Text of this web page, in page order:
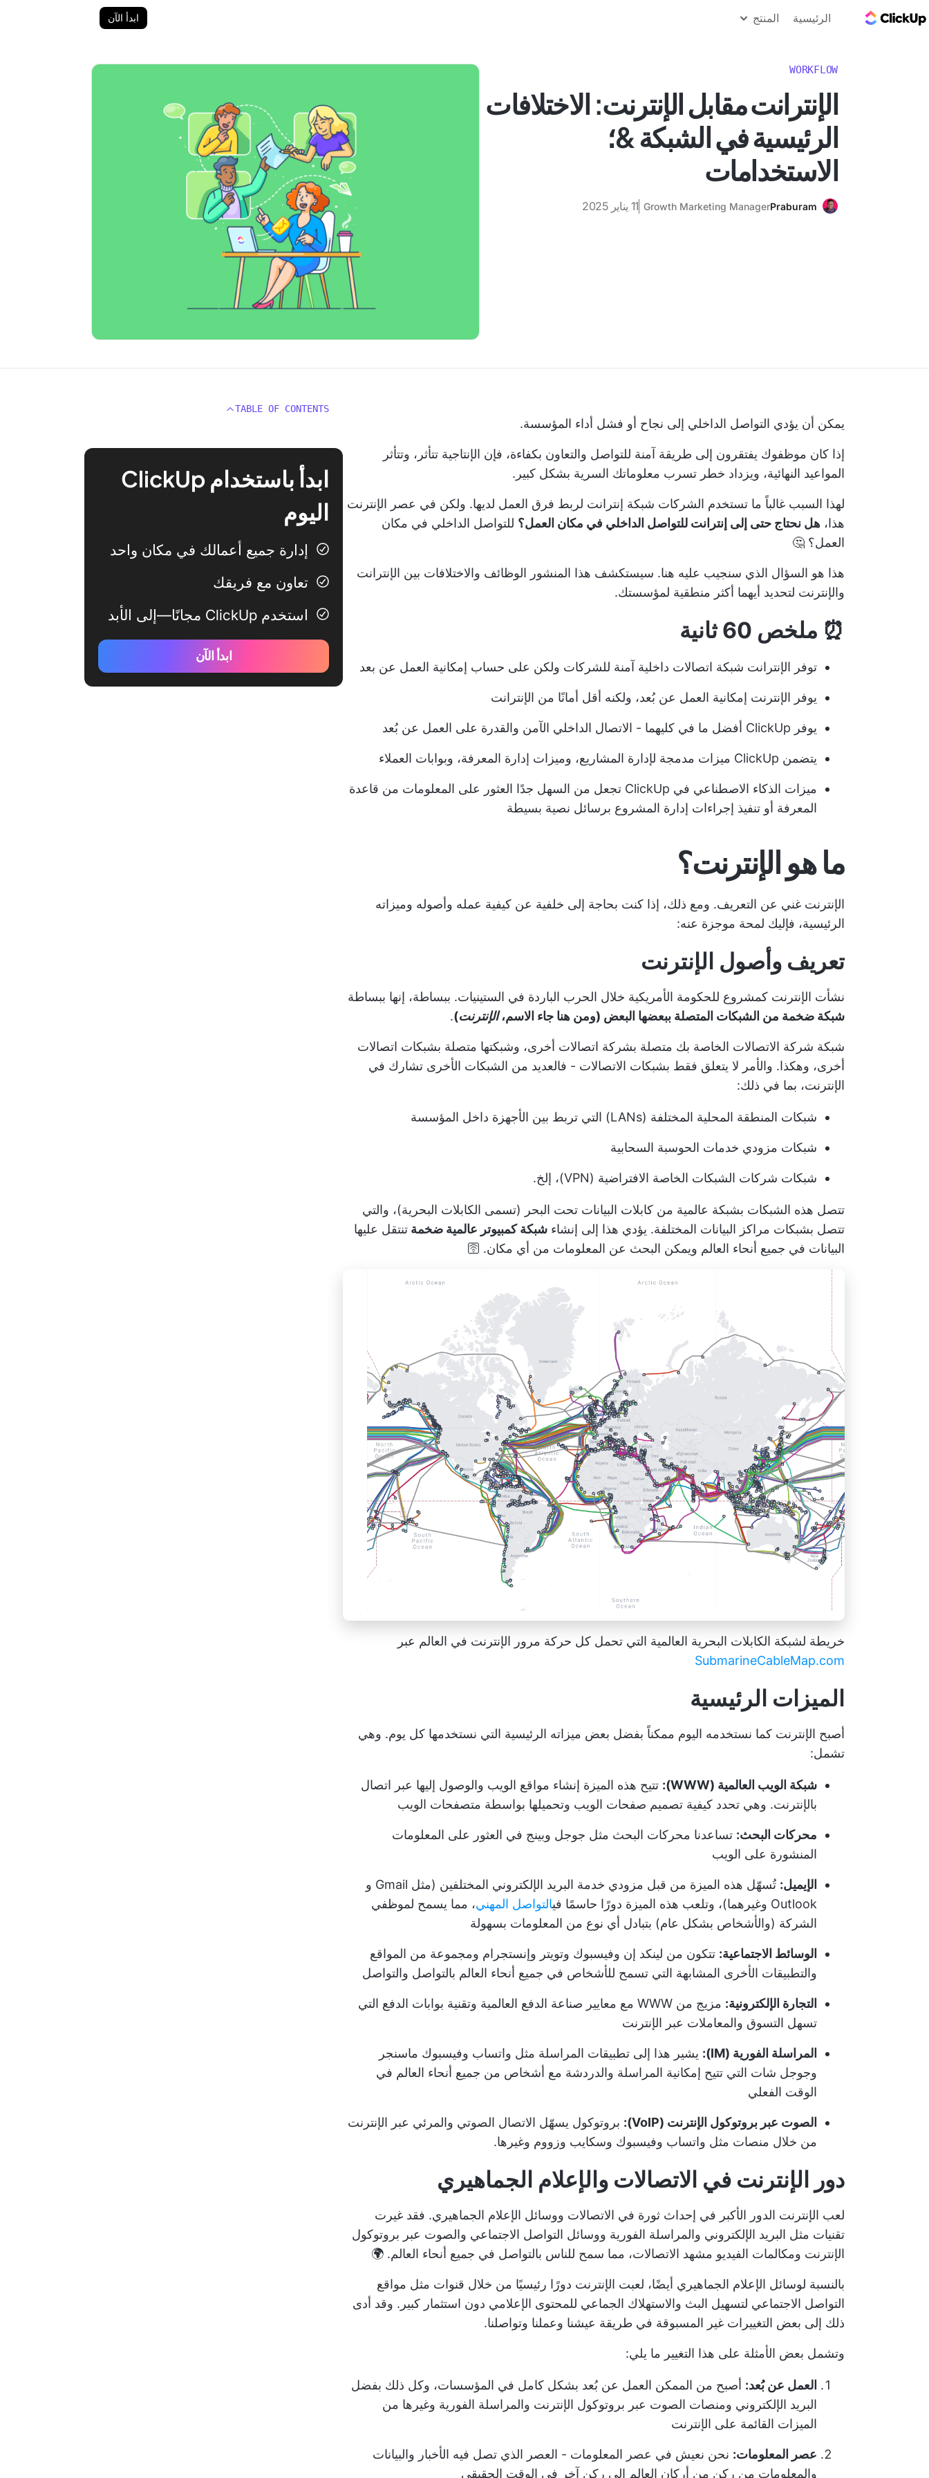
الرئيسية المنتج ابدأ الآن
WORKFLOW
الإنترانت مقابل الإنترنت: الاختلافات
الرئيسية في الشبكة &؛
الاستخدامات
Praburam
Growth Marketing Manager 11 يناير 2025
يمكن أن يؤدي التواصل الداخلي إلى نجاح أو فشل أداء المؤسسة.
إذا كان موظفوك يفتقرون إلى طريقة آمنة للتواصل والتعاون بكفاءة، فإن الإنتاجية تتأثر، وتتأثر
المواعيد النهائية، ويزداد خطر تسرب معلوماتك السرية بشكل كبير.
لهذا السبب غالباً ما تستخدم الشركات شبكة إنترانت لربط فرق العمل لديها. ولكن في عصر الإنترنت
هذا، هل نحتاج حتى إلى إنترانت للتواصل الداخلي في مكان العمل؟ للتواصل الداخلي في مكان
العمل؟ 🤔
هذا هو السؤال الذي سنجيب عليه هنا. سيستكشف هذا المنشور الوظائف والاختلافات بين الإنترانت
والإنترنت لتحديد أيهما أكثر منطقية لمؤسستك.
⏰ ملخص 60 ثانية
توفر الإنترانت شبكة اتصالات داخلية آمنة للشركات ولكن على حساب إمكانية العمل عن بعد
يوفر الإنترنت إمكانية العمل عن بُعد، ولكنه أقل أمانًا من الإنترانت
يوفر ClickUp أفضل ما في كليهما - الاتصال الداخلي الآمن والقدرة على العمل عن بُعد
يتضمن ClickUp ميزات مدمجة لإدارة المشاريع، وميزات إدارة المعرفة، وبوابات العملاء
ميزات الذكاء الاصطناعي في ClickUp تجعل من السهل جدًا العثور على المعلومات من قاعدة
المعرفة أو تنفيذ إجراءات إدارة المشروع برسائل نصية بسيطة
ما هو الإنترنت؟
الإنترنت غني عن التعريف. ومع ذلك، إذا كنت بحاجة إلى خلفية عن كيفية عمله وأصوله وميزاته
الرئيسية، فإليك لمحة موجزة عنه:
تعريف وأصول الإنترنت
نشأت الإنترنت كمشروع للحكومة الأمريكية خلال الحرب الباردة في الستينيات. ببساطة، إنها ببساطة
شبكة ضخمة من الشبكات المتصلة ببعضها البعض (ومن هنا جاء الاسم،الإنترنت)
.
شبكة شركة الاتصالات الخاصة بك متصلة بشركة اتصالات أخرى، وشبكتها متصلة بشبكات اتصالات
أخرى، وهكذا. والأمر لا يتعلق فقط بشبكات الاتصالات - فالعديد من الشبكات الأخرى تشارك في
الإنترنت، بما في ذلك:
شبكات المنطقة المحلية المختلفة (LANs) التي تربط بين الأجهزة داخل المؤسسة
شبكات مزودي خدمات الحوسبة السحابية
شبكات شركات الشبكات الخاصة الافتراضية (VPN)، إلخ.
تتصل هذه الشبكات بشبكة عالمية من كابلات البيانات تحت البحر (تسمى الكابلات البحرية)، والتي
تتصل بشبكات مراكز البيانات المختلفة. يؤدي هذا إلى إنشاء شبكة كمبيوتر عالمية ضخمة تنتقل عليها
البيانات في جميع أنحاء العالم ويمكن البحث عن المعلومات من أي مكان. 🛜
خريطة لشبكة الكابلات البحرية العالمية التي تحمل كل حركة مرور الإنترنت في العالم عبر
SubmarineCableMap.com
الميزات الرئيسية
أصبح الإنترنت كما نستخدمه اليوم ممكناً بفضل بعض ميزاته الرئيسية التي نستخدمها كل يوم. وهي
تشمل:
شبكة الويب العالمية (WWW):
تتيح هذه الميزة إنشاء مواقع الويب والوصول إليها عبر اتصال
بالإنترنت. وهي تحدد كيفية تصميم صفحات الويب وتحميلها بواسطة متصفحات الويب
محركات البحث: تساعدنا محركات البحث مثل جوجل وبينج في العثور على المعلومات
المنشورة على الويب
الإيميل:
تُسهّل هذه الميزة من قبل مزودي خدمة البريد الإلكتروني المختلفين (مثل Gmail و
Outlook وغيرهما)، وتلعب هذه الميزة دورًا حاسمًا في
التواصل المهني، مما يسمح لموظفي
الشركة (والأشخاص بشكل عام) بتبادل أي نوع من المعلومات بسهولة
الوسائط الاجتماعية: تتكون من لينكد إن وفيسبوك وتويتر وإنستجرام ومجموعة من المواقع
والتطبيقات الأخرى المشابهة التي تسمح للأشخاص في جميع أنحاء العالم بالتواصل والتواصل
التجارة الإلكترونية:
مزيج من WWW مع معايير صناعة الدفع العالمية وتقنية بوابات الدفع التي
تسهل التسوق والمعاملات عبر الإنترنت
المراسلة الفورية (IM):
يشير هذا إلى تطبيقات المراسلة مثل واتساب وفيسبوك ماسنجر
وجوجل شات التي تتيح إمكانية المراسلة والدردشة مع أشخاص من جميع أنحاء العالم في
الوقت الفعلي
الصوت عبر بروتوكول الإنترنت (VoIP):
بروتوكول يسهّل الاتصال الصوتي والمرئي عبر الإنترنت
من خلال منصات مثل واتساب وفيسبوك وسكايب وزووم وغيرها.
دور الإنترنت في الاتصالات والإعلام الجماهيري
لعب الإنترنت الدور الأكبر في إحداث ثورة في الاتصالات ووسائل الإعلام الجماهيري. فقد غيرت
تقنيات مثل البريد الإلكتروني والمراسلة الفورية ووسائل التواصل الاجتماعي والصوت عبر بروتوكول
الإنترنت ومكالمات الفيديو مشهد الاتصالات، مما سمح للناس بالتواصل في جميع أنحاء العالم. 🌍
بالنسبة لوسائل الإعلام الجماهيري أيضًا، لعبت الإنترنت دورًا رئيسيًا من خلال قنوات مثل مواقع
التواصل الاجتماعي لتسهيل البث والاستهلاك الجماعي للمحتوى الإعلامي دون استثمار كبير. وقد أدى
ذلك إلى بعض التغييرات غير المسبوقة في طريقة عيشنا وعملنا وتواصلنا.
وتشمل بعض الأمثلة على هذا التغيير ما يلي:
العمل عن بُعد: أصبح من الممكن العمل عن بُعد بشكل كامل في المؤسسات، وكل ذلك بفضل
البريد الإلكتروني ومنصات الصوت عبر بروتوكول الإنترنت والمراسلة الفورية وغيرها من
الميزات القائمة على الإنترنت
عصر المعلومات: نحن نعيش في عصر المعلومات - العصر الذي تصل فيه الأخبار والبيانات
والمعلومات من ركن من أركان العالم إلى ركن آخر في الوقت الحقيقي
TABLE OF CONTENTS
ابدأ باستخدام ClickUp
اليوم
إدارة جميع أعمالك في مكان واحد
تعاون مع فريقك
استخدم ClickUp مجانًا—إلى الأبد
ابدأ الآن